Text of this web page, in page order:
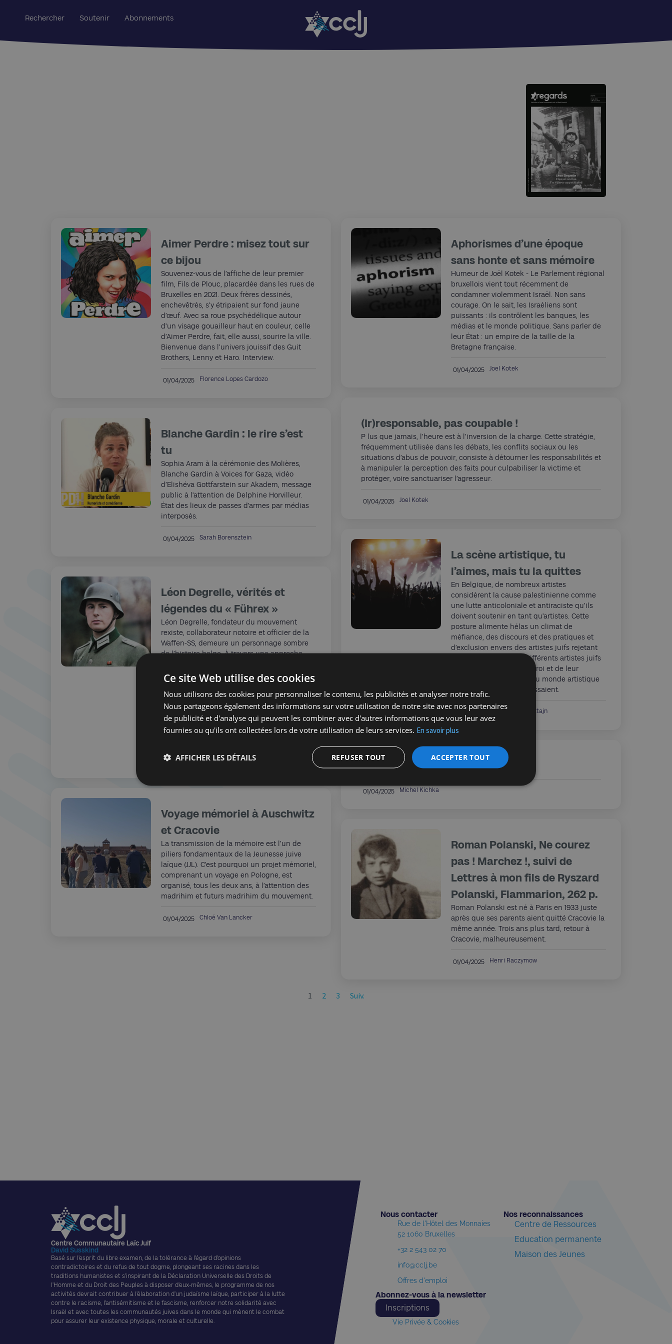
Rechercher Soutenir Abonnements
Aimer Perdre : misez tout sur
ce bijou
Souvenez-vous de l’affiche de leur premier
film, Fils de Plouc, placardée dans les rues de
Bruxelles en 2021. Deux frères dessinés,
enchevêtrés, s’y étripaient sur fond jaune
d’œuf. Avec sa roue psychédélique autour
d’un visage gouailleur haut en couleur, celle
d’Aimer Perdre, fait, elle aussi, sourire la ville.
Bienvenue dans l’univers jouissif des Guit
Brothers, Lenny et Haro. Interview.
01/04/2025 Florence Lopes Cardozo
Aphorismes d’une époque
sans honte et sans mémoire
Humeur de Joël Kotek - Le Parlement régional
bruxellois vient tout récemment de
condamner violemment Israël. Non sans
courage. On le sait, les Israéliens sont
puissants : ils contrôlent les banques, les
médias et le monde politique. Sans parler de
leur État : un empire de la taille de la
Bretagne française.
01/04/2025 Joel Kotek
(Ir)responsable, pas coupable !
P lus que jamais, l’heure est à l’inversion de la charge. Cette stratégie,
fréquemment utilisée dans les débats, les conflits sociaux ou les
situations d’abus de pouvoir, consiste à détourner les responsabilités et
à manipuler la perception des faits pour culpabiliser la victime et
protéger, voire sanctuariser l’agresseur.
01/04/2025 Joel Kotek
Blanche Gardin : le rire s’est
tu
Sophia Aram à la cérémonie des Molières,
Blanche Gardin à Voices for Gaza, vidéo
d’Elishéva Gottfarstein sur Akadem, message
public à l’attention de Delphine Horvilleur.
État des lieux de passes d’armes par médias
interposés.
01/04/2025 Sarah Borensztein
La scène artistique, tu
l’aimes, mais tu la quittes
En Belgique, de nombreux artistes
considèrent la cause palestinienne comme
une lutte anticoloniale et antiraciste qu’ils
doivent soutenir en tant qu’artistes. Cette
posture alimente hélas un climat de
méfiance, des discours et des pratiques et
d’exclusion envers des artistes juifs rejetant
cette vision militante. Différents artistes juifs
témoignent de leur désarroi et de leur
résignation à s’éloigner du monde artistique
dans lequel ils s’épanouissaient.
01/04/2025 Nicolas Zomersztajn
Léon Degrelle, vérités et
légendes du « Führex »
Léon Degrelle, fondateur du mouvement
rexiste, collaborateur notoire et officier de la
Waffen-SS, demeure un personnage sombre
de l’histoire belge. À travers une approche
critique belge Frédéric Saenen a exploré la
foules surnommaient le « Beau Léon ». Dans
Léon Degrelle (Éditions Perrin), il dresse le
portrait d’un homme animé par une ambition
démesurée, mêlant mysticisme catholique,
populisme et engagement fanatique.
01/04/2025 Déborah Gol
L'Œil de Kichka - avril 2025
01/04/2025 Michel Kichka
Voyage mémoriel à Auschwitz
et Cracovie
La transmission de la mémoire est l’un de
piliers fondamentaux de la Jeunesse juive
laïque (JJL). C’est pourquoi un projet mémoriel,
comprenant un voyage en Pologne, est
organisé, tous les deux ans, à l’attention des
madrihim et futurs madrihim du mouvement.
01/04/2025 Chloé Van Lancker
Roman Polanski, Ne courez
pas ! Marchez !, suivi de
Lettres à mon fils de Ryszard
Polanski, Flammarion, 262 p.
Roman Polanski est né à Paris en 1933 juste
après que ses parents aient quitté Cracovie la
même année. Trois ans plus tard, retour à
Cracovie, malheureusement.
01/04/2025 Henri Raczymow
1 2 3 Suiv.
Centre Communautaire Laïc Juif
David Susskind
Basé sur l’esprit du libre examen, de la tolérance à l’égard d’opinions
contradictoires et du refus de tout dogme, plongeant ses racines dans les
traditions humanistes et s’inspirant de la Déclaration Universelle des Droits de
l’Homme et du Droit des Peuples à disposer d’eux-mêmes, le programme de nos
activités devrait contribuer à l’élaboration d’un judaïsme laïque, participer à la lutte
contre le racisme, l’antisémitisme et le fascisme, renforcer notre solidarité avec
Israël et avec toutes les communautés juives dans le monde qui mènent le combat
pour assurer leur existence physique, morale et culturelle.
Nous contacter​
Rue de l'Hôtel des Monnaies
52 1060 Bruxelles
+32 2 543 02 70
info@cclj.be
Offres d'emploi
Nos reconnaissances​
Centre de Ressources
Education permanente
Maison des Jeunes
Abonnez-vous à la newsletter​
Inscriptions
Vie Privée & Cookies
Ce site Web utilise des cookies
Nous utilisons des cookies pour personnaliser le contenu, les publicités et analyser notre trafic.
Nous partageons également des informations sur votre utilisation de notre site avec nos partenaires
de publicité et d'analyse qui peuvent les combiner avec d'autres informations que vous leur avez
fournies ou qu'ils ont collectées lors de votre utilisation de leurs services. En savoir plus
ACCEPTER TOUT
REFUSER TOUT
AFFICHER LES DÉTAILS